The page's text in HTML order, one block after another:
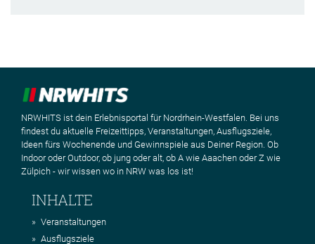
NRWHITS ist dein Erlebnisportal für Nordrhein-Westfalen. Bei uns
findest du aktuelle Freizeittipps, Veranstaltungen, Ausflugsziele,
Ideen fürs Wochenende und Gewinnspiele aus Deiner Region. Ob
Indoor oder Outdoor, ob jung oder alt, ob A wie Aaachen oder Z wie
Zülpich - wir wissen wo in NRW was los ist!
INHALTE
Veranstaltungen
Ausflugsziele